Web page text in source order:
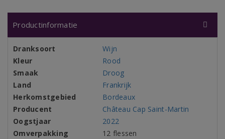
Productinformatie
Dranksoort
Wijn
Kleur
Rood
Smaak
Droog
Land
Frankrijk
Herkomstgebied
Bordeaux
Producent
Château Cap Saint-Martin
Oogstjaar
2022
Omverpakking
12 flessen